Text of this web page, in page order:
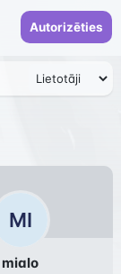
Autorizēties
MI
mialo